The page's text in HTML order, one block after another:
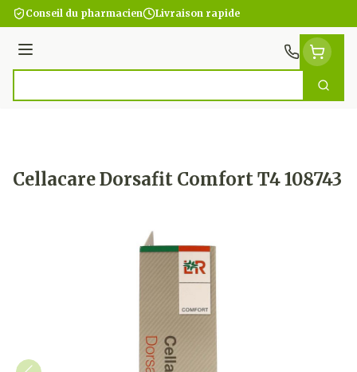
Aller au contenu
Conseil du pharmacien Livraison rapide
Menu
Cellacare Dorsafit Comfort T4 108743